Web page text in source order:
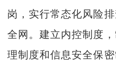
岗，实行常态化风险
全网。建立内控制度
理制度和信息安全保